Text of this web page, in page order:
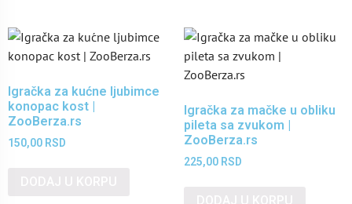
Igračka za kućne ljubimce
konopac kost |
ZooBerza.rs
150,00 RSD
Igračka za mačke u obliku
pileta sa zvukom |
ZooBerza.rs
225,00 RSD